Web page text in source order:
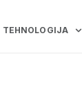
TEHNOLOGIJA